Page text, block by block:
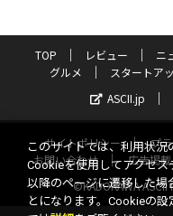
TOP レビュー ニ
グルメ
スタートア
ASCII.jp
サイトポリシー プ
お問い合わせ
広告掲載
©KADOKAWA
このサイトでは、利用状況
Cookieを使用してアクセ
以降のページに遷移した場
とになります。Cookieの